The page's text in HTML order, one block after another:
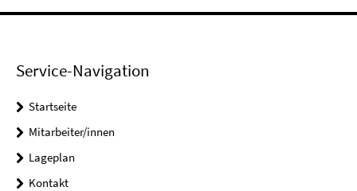
Service-Navigation
Startseite
Mitarbeiter/innen
Lageplan
Kontakt